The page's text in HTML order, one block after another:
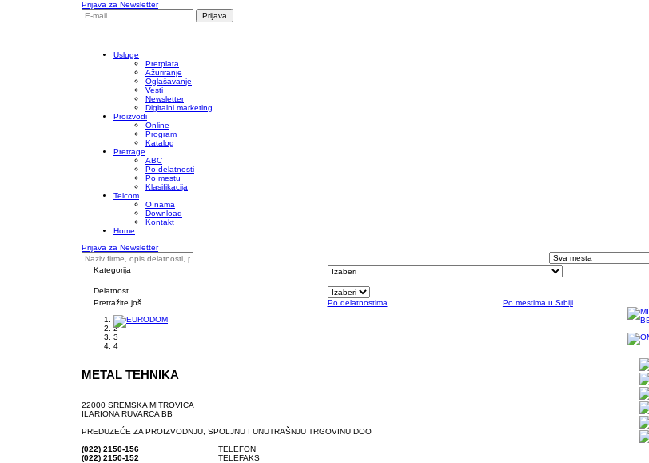
Prijava za Newsletter
Usluge
Pretplata
Ažuriranje
Oglašavanje
Vesti
Newsletter
Digitalni marketing
Proizvodi
Online
Program
Katalog
Pretrage
ABC
Po delatnosti
Po mestu
Klasifikacija
Telcom
O nama
Download
Kontakt
Home
Prijava za Newsletter
Kategorija
Delatnost
Pretražite još
Po delatnostima Po mestima u Srbiji
1
2
3
4
METAL TEHNIKA
22000 SREMSKA MITROVICA
ILARIONA RUVARCA BB
PREDUZEĆE ZA PROIZVODNJU, SPOLJNU I UNUTRAŠNJU TRGOVINU DOO
(022) 2150-156
TELEFON
(022) 2150-152
TELEFAKS